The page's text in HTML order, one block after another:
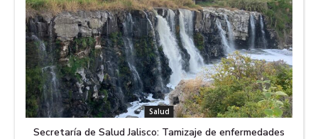
Salud
Secretaría de Salud Jalisco: Tamizaje de enfermedades